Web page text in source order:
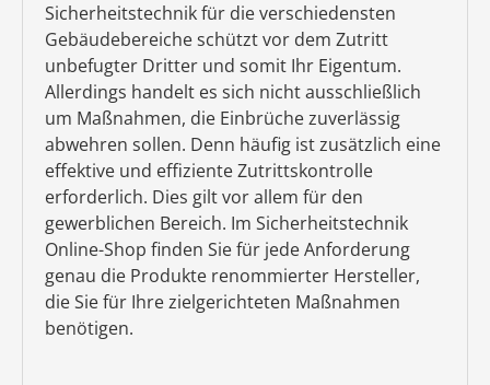
Sicherheitstechnik für die verschiedensten
Gebäudebereiche schützt vor dem Zutritt
unbefugter Dritter und somit Ihr Eigentum.
Allerdings handelt es sich nicht ausschließlich
um Maßnahmen, die Einbrüche zuverlässig
abwehren sollen. Denn häufig ist zusätzlich eine
effektive und effiziente Zutrittskontrolle
erforderlich. Dies gilt vor allem für den
gewerblichen Bereich. Im Sicherheitstechnik
Online-Shop finden Sie für jede Anforderung
genau die Produkte renommierter Hersteller,
die Sie für Ihre zielgerichteten Maßnahmen
benötigen.